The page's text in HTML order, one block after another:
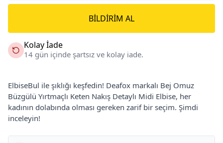
BILDIRIM AL
Kolay İade
14 gün içinde şartsız ve kolay iade.
ElbiseBul ile şıklığı keşfedin! Deafox markalı Bej Omuz
Büzgülü Yırtmaçlı Keten Nakış Detaylı Midi Elbise, her
kadının dolabında olması gereken zarif bir seçim. Şimdi
inceleyin!